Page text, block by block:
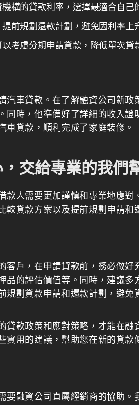
構的貸款利率，選擇最適合自己
前規劃還款計劃，避免因利率上
考慮分期申請貸款，降低單次貸
汽車貸款。在了解融資公司新政
同時，他準備好了詳細的收入證
車貸款，順利完成了家庭裝修。
交給專業的我們
人需要更加謹慎和專業地應對
較貸款方案以及提前規劃申請和
客戶，在申請貸款前，務必做好
品的評估價值等。同時，建議多
規劃貸款申請和還款計劃，避免
貸款政策和應對策略，才能在融
實用的建議，幫助您在新的貸款
要融資公司直屬經銷商的協助。